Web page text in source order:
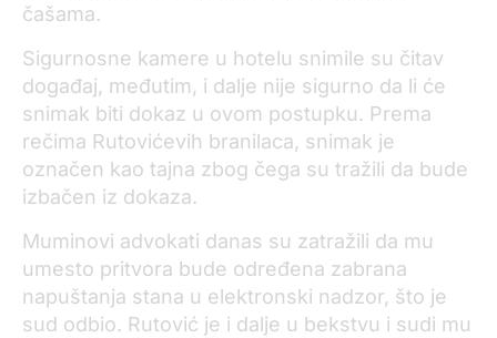
čašama.
Sigurnosne kamere u hotelu snimile su čitav
događaj, međutim, i dalje nije sigurno da li će
snimak biti dokaz u ovom postupku. Prema
rečima Rutovićevih branilaca, snimak je
označen kao tajna zbog čega su tražili da bude
izbačen iz dokaza.
Muminovi advokati danas su zatražili da mu
umesto pritvora bude određena zabrana
napuštanja stana u elektronski nadzor, što je
sud odbio. Rutović je i dalje u bekstvu i sudi mu